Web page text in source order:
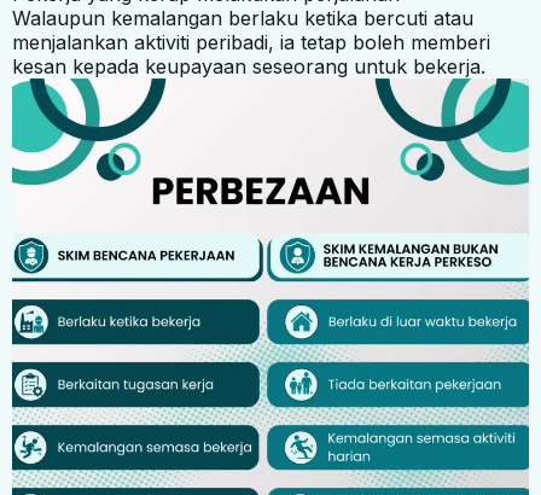
Walaupun kemalangan berlaku ketika bercuti atau
menjalankan aktiviti peribadi, ia tetap boleh memberi
kesan kepada keupayaan seseorang untuk bekerja.